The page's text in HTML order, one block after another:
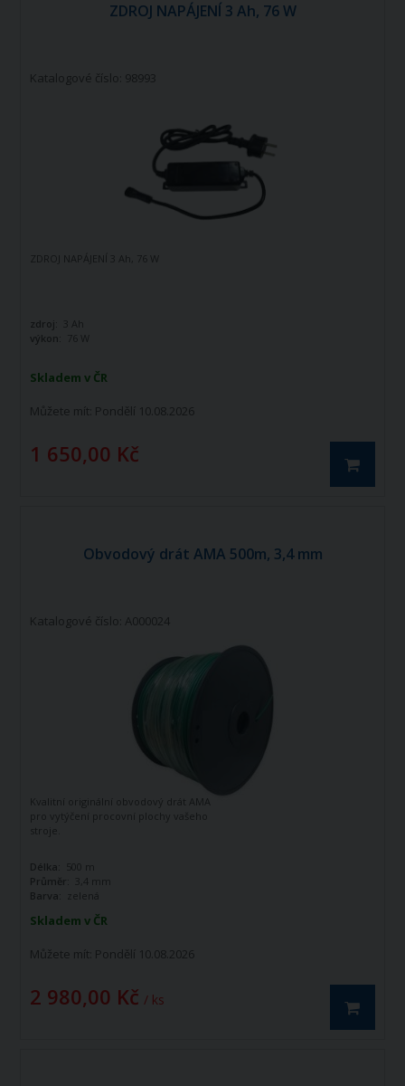
ZDROJ NAPÁJENÍ 3 Ah, 76 W
Katalogové číslo: 98993
Skladem v ČR
Můžete mít: Pondělí 10.08.2026
1 650,00 Kč
ZDROJ NAPÁJENÍ 3 Ah, 76 W
zdroj:
3 Ah
výkon:
76 W
Obvodový drát AMA 500m, 3,4 mm
Katalogové číslo: A000024
Skladem v ČR
Můžete mít: Pondělí 10.08.2026
2 980,00 Kč / ks
Kvalitní originální obvodový drát AMA
pro vytýčení procovní plochy vašeho
stroje.
Délka:
500 m
Průměr:
3,4 mm
Barva: zelená